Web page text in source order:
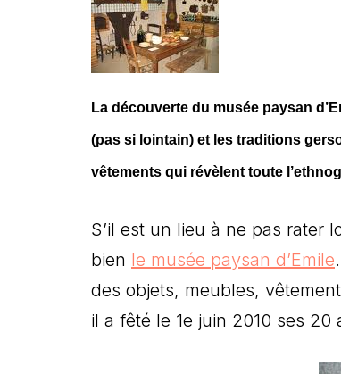
La découverte du musée paysan
(pas si lointain) et les traditions
vêtements qui révèlent toute
S’il est un lieu à ne pas rater
bien le musée paysan d’Emile
des objets, meubles,
il a fêté le 1e juin 2010 ses 20